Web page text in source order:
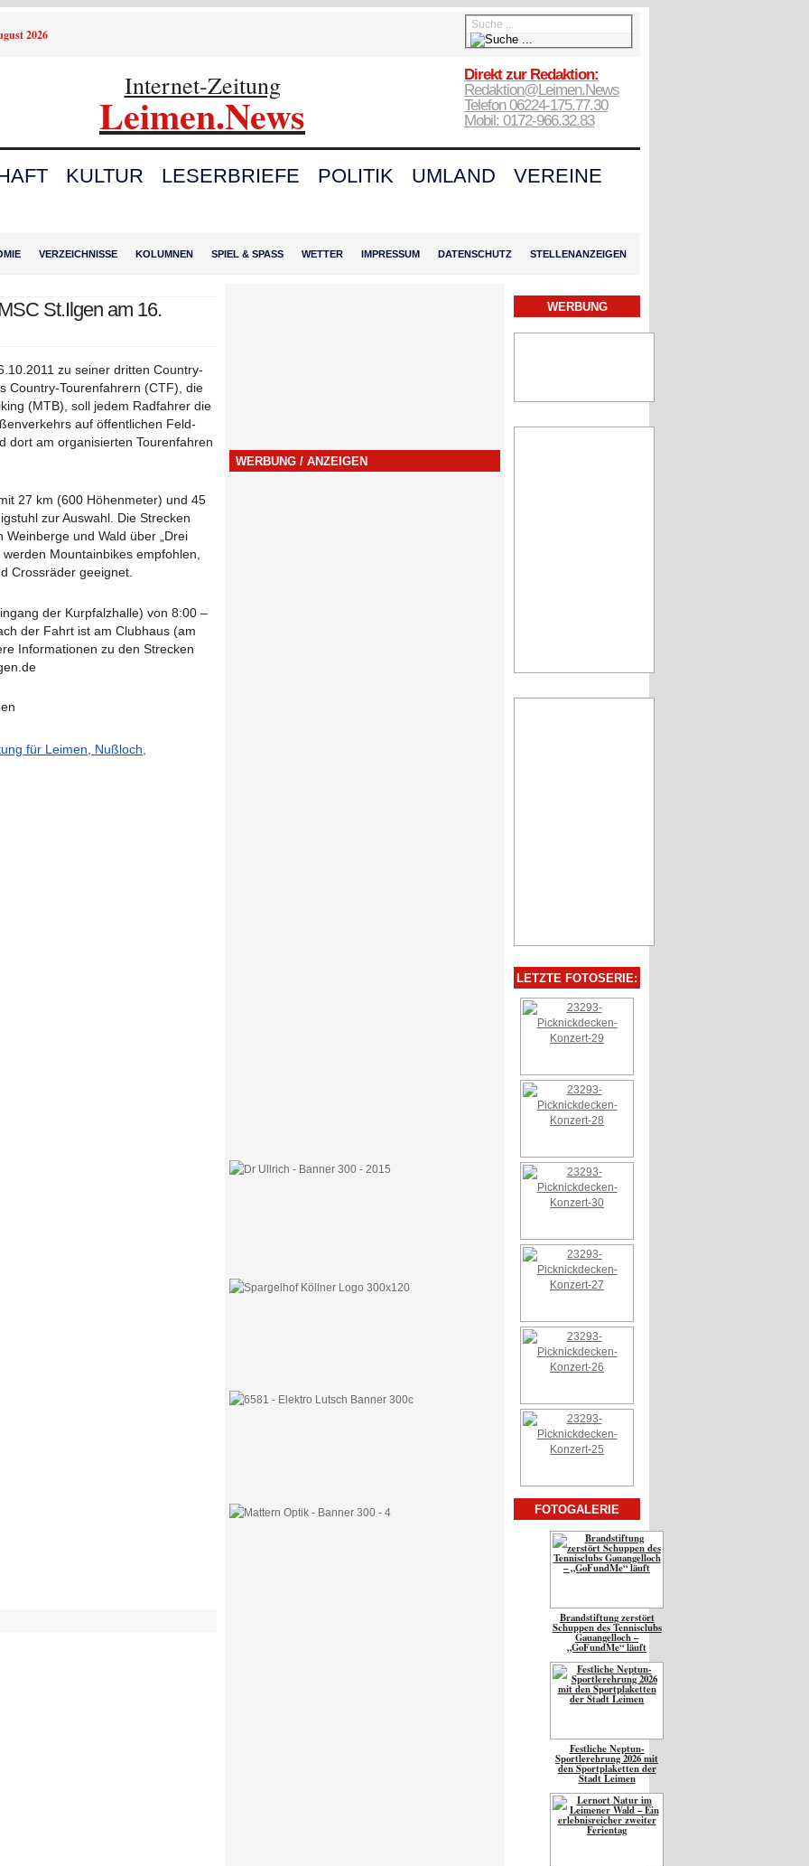
2026
Internet-Zeitung
Leimen.News
Direkt zur Redaktion:
Redaktion@Leimen.News
Telefon 06224-175.77.30
Mobil: 0172-966.32.83
KULTUR LESERBRIEFE POLITIK UMLAND
VEREINE
VERZEICHNISSE KOLUMNEN SPIEL & SPASS WETTER IMPRESSUM DATENSCHUTZ STELLENANZEIGEN
St.Ilgen am 16.
zu seiner dritten Country-
Country-Tourenfahrern (CTF), die
(MTB), soll jedem Radfahrer die
auf öffentlichen Feld-
dort am organisierten Tourenfahren
27 km (600 Höhenmeter) und 45
zur Auswahl. Die Strecken
und Wald über „Drei
Mountainbikes empfohlen,
Crossräder geeignet.
der Kurpfalzhalle) von 8:00 –
der Fahrt ist am Clubhaus (am
Informationen zu den Strecken
für Leimen, Nußloch,
WERBUNG / ANZEIGEN
WERBUNG
LETZTE FOTOSERIE:
FOTOGALERIE
Brandstiftung zerstört
Schuppen des Tennisclubs
Gauangelloch –
„GoFundMe“ läuft
Festliche Neptun-
Sportlerehrung 2026 mit
den Sportplaketten der
Stadt Leimen